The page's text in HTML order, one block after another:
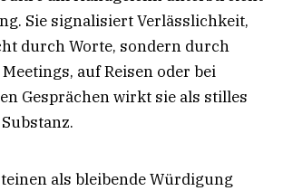
Sie signalisiert Verlässlichkeit,
durch Worte, sondern durch
auf Reisen oder bei
Gesprächen wirkt sie als stilles
als bleibende Würdigung